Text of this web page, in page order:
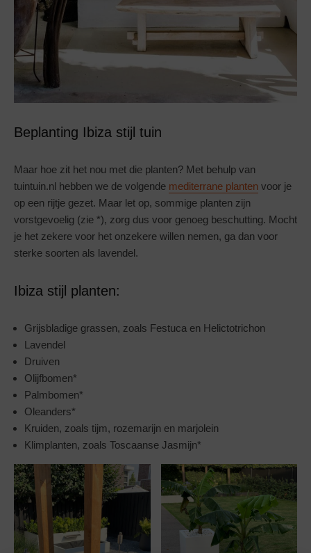
Beplanting Ibiza stijl tuin
Maar hoe zit het nou met die planten? Met behulp van
tuintuin.nl hebben we de volgende mediterrane planten voor je
op een rijtje gezet. Maar let op, sommige planten zijn
vorstgevoelig (zie *), zorg dus voor genoeg beschutting. Mocht
je het zekere voor het onzekere willen nemen, ga dan voor
sterke soorten als lavendel.
Ibiza stijl planten:
Grijsbladige grassen, zoals Festuca en Helictotrichon
Lavendel
Druiven
Olijfbomen*
Palmbomen*
Oleanders*
Kruiden, zoals tijm, rozemarijn en marjolein
Klimplanten, zoals Toscaanse Jasmijn*